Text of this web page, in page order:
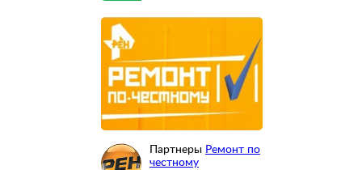
Партнеры Ремонт по
честному